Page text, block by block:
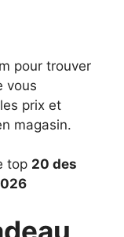
pour trouver
vous
prix et
magasin.
top 20 des